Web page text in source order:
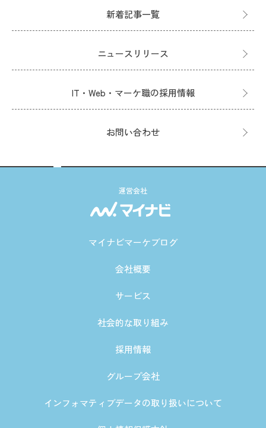
新着記事一覧
ニュースリリース
IT・Web・マーケ職の採用情報
お問い合わせ
運営会社
マイナビマーケブログ
会社概要
サービス
社会的な取り組み
採用情報
グループ会社
インフォマティブデータの取り扱いについて